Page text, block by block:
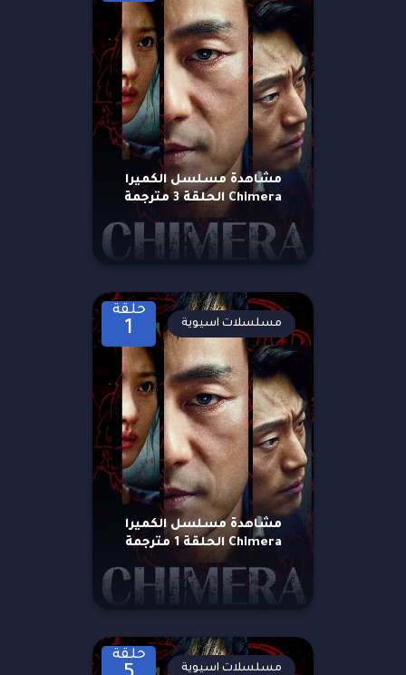
مشاهدة مسلسل الكميرا
Chimera الحلقة 3 مترجمة
حلقة
1
مشاهدة مسلسل الكميرا
Chimera الحلقة 1 مترجمة
مسلسلات اسيوية
حلقة
مسلسلات اسيوية